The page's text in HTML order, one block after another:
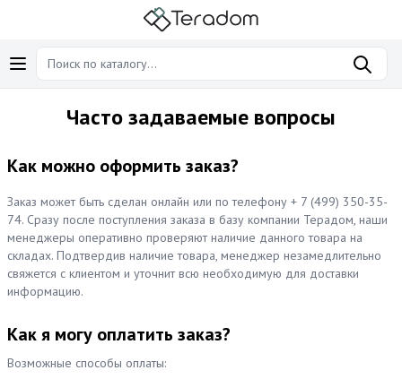
Часто задаваемые вопросы
Как можно оформить заказ?
Заказ может быть сделан онлайн или по телефону + 7 (499) 350-35-
74. Сразу после поступления заказа в базу компании Терадом, наши
менеджеры оперативно проверяют наличие данного товара на
складах. Подтвердив наличие товара, менеджер незамедлительно
свяжется с клиентом и уточнит всю необходимую для доставки
информацию.
Как я могу оплатить заказ?
Возможные способы оплаты: